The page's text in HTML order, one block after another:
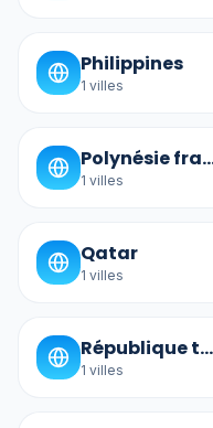
Philippines
1 villes
1 villes
Qatar
1 villes
République tchèque
1 villes